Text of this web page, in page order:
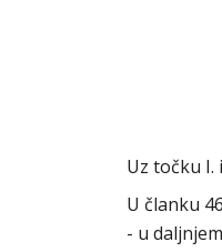
Uz točku I.
U članku
- u